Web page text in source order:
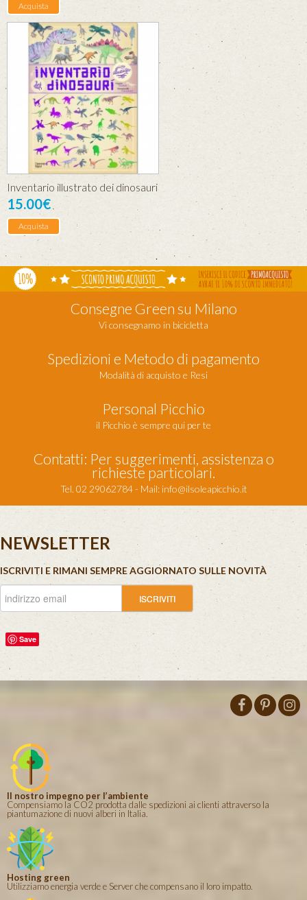
Acquista
Inventario illustrato dei dinosauri
15.00€
Acquista
Consegne Green su Milano
Vi consegnamo in bicicletta
Spedizioni e Metodo di pagamento
Modalità di acquisto e Resi
Personal Picchio
il Picchio è sempre qui per te
Contatti: Per suggerimenti, assistenza o
richieste particolari.
Tel. 02 29062784 - Mail: info@ilsoleapicchio.it
NEWSLETTER
ISCRIVITI E RIMANI SEMPRE AGGIORNATO SULLE NOVITÀ
Save
Il nostro impegno per l’ambiente
Compensiamo la CO2 prodotta dalle spedizioni ai clienti attraverso la
piantumazione di nuovi alberi in Italia.
Hosting green
Utilizziamo energia verde e Server che compensano il loro impatto.